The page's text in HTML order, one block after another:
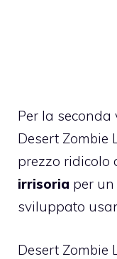
Per la
Desert Zombie
prezzo ridicolo
irrisoria per
sviluppato
Desert Zombie